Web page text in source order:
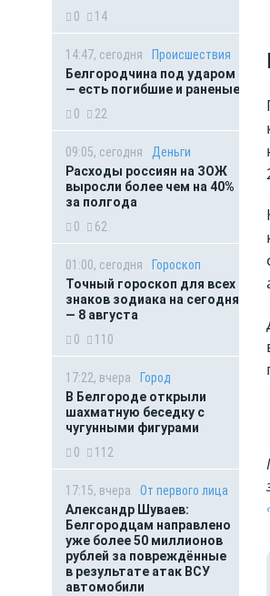
0
14
14:47, сегодня
Происшествия
Белгородчина под ударом
— есть погибшие и раненые
0
22
09:05, сегодня
Деньги
Расходы россиян на ЗОЖ
выросли более чем на 40%
за полгода
0
62
01:00, сегодня
Гороскоп
Точный гороскоп для всех
знаков зодиака на сегодня
— 8 августа
0
110
17:22, вчера
Город
В Белгороде открыли
шахматную беседку с
чугунными фигурами
0
112
17:15, вчера
От первого лица
Александр Шуваев:
Белгородцам направлено
уже более 50 миллионов
рублей за повреждённые
в результате атак ВСУ
автомобили